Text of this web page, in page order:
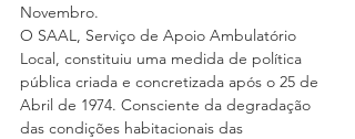
Novembro.
O SAAL, Serviço de Apoio Ambulatório
Local, constituiu uma medida de política
pública criada e concretizada após o 25 de
Abril de 1974. Consciente da degradação
das condições habitacionais das